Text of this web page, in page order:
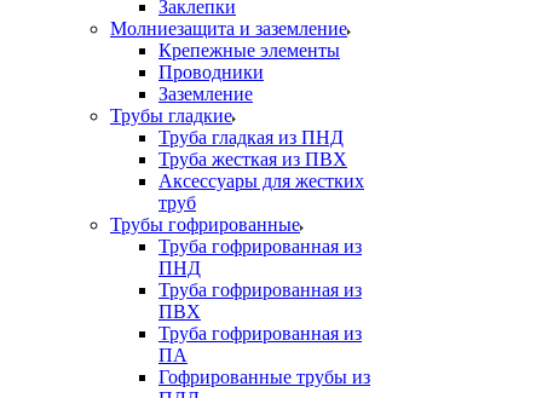
Заклепки
Молниезащита и заземление
Крепежные элементы
Проводники
Заземление
Трубы гладкие
Труба гладкая из ПНД
Труба жесткая из ПВХ
Аксессуары для жестких
труб
Трубы гофрированные
Труба гофрированная из
ПНД
Труба гофрированная из
ПВХ
Труба гофрированная из
ПА
Гофрированные трубы из